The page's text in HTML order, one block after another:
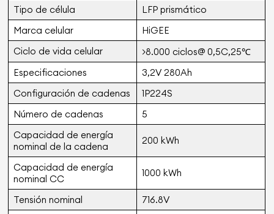
Tipo de célula
LFP prismático
Marca celular
HiGEE
Ciclo de vida celular
>8.000 ciclos@ 0,5C,25℃
Especificaciones
3,2V 280Ah
Configuración de cadenas
1P224S
Número de cadenas
5
Capacidad de energía
nominal de la cadena
200 kWh
Capacidad de energía
nominal CC
1000 kWh
Tensión nominal
716.8V